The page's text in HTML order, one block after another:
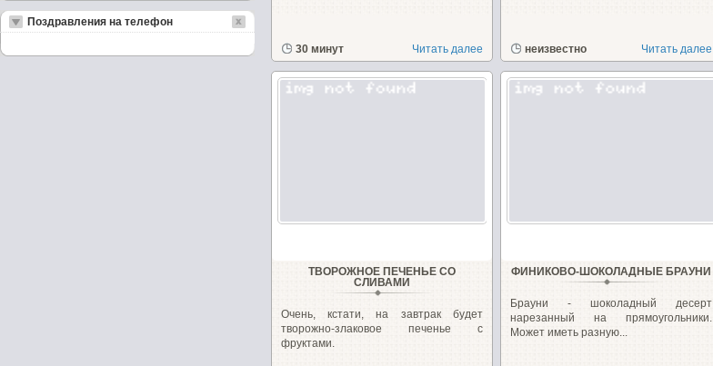
30 минут Читать далее неизвестно Читать далее
ТВОРОЖНОЕ ПЕЧЕНЬЕ СО
СЛИВАМИ
Очень, кстати, на завтрак будет
творожно-злаковое печенье с
фруктами.
ФИНИКОВО-ШОКОЛАДНЫЕ БРАУНИ
Брауни - шоколадный десерт
нарезанный на прямоугольники.
Может иметь разную...
Поздравления на телефон